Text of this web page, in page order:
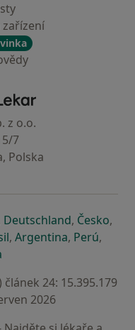
- Hlavní stránka
z o.o.
7
Polska
záložce
v nové záložce
otevře v nové záložce
Deutschlandse otevře v
, Českose
,
záložce
v nové záložce
se otevře v nové
, Argentinase otevře v
, Perúse
,
článek 24: 15.395.179
2026